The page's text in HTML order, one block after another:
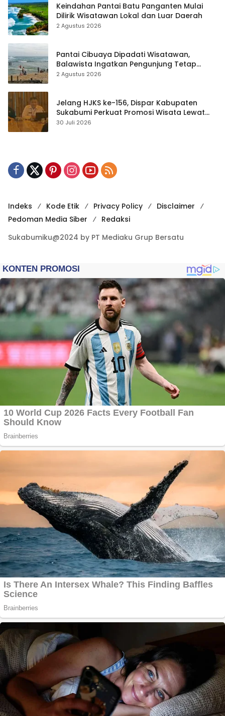
Keindahan Pantai Batu Panganten Mulai
Dilirik Wisatawan Lokal dan Luar Daerah
2 Agustus 2026
Pantai Cibuaya Dipadati Wisatawan,
Balawista Ingatkan Pengunjung Tetap
Waspada
2 Agustus 2026
Jelang HJKS ke-156, Dispar Kabupaten
Sukabumi Perkuat Promosi Wisata Lewat
Publikasi Digital
30 Juli 2026
Indeks Kode Etik Privacy Policy
Disclaimer
Pedoman Media Siber
Redaksi
Sukabumiku@2024 by PT Mediaku Grup Bersatu